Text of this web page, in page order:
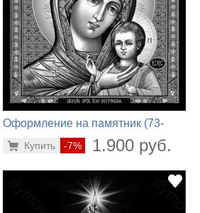
Оформление на памятник (73-
-7% 1.900 руб.
Купить